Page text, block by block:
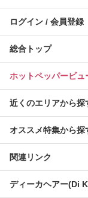
ログイン / 会員登録
総合トップ
ホットペッパービ
近くのエリアから探
オススメ特集から探
関連リンク
ディーカヘアー(Di